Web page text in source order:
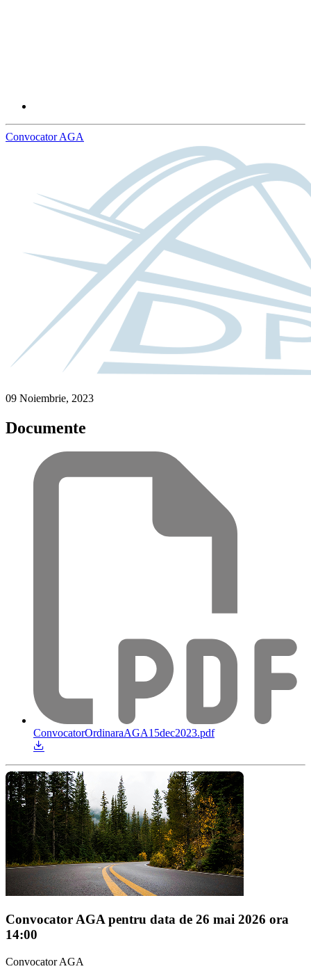
Convocator AGA
09 Noiembrie, 2023
Documente
ConvocatorOrdinaraAGA15dec2023.pdf
Convocator AGA pentru data de 26 mai 2026 ora
14:00
Convocator AGA